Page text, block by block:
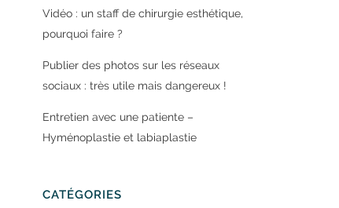
Vidéo : un staff de chirurgie esthétique,
pourquoi faire ?
Publier des photos sur les réseaux
sociaux : très utile mais dangereux !
Entretien avec une patiente –
Hyménoplastie et labiaplastie
CATÉGORIES